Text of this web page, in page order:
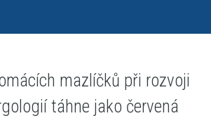
mazlíčků při rozvoji
táhne jako červená